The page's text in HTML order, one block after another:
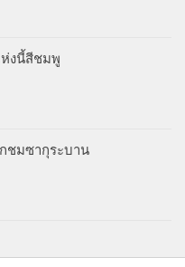
งนี้สีชมพู
กชมซากุระบาน